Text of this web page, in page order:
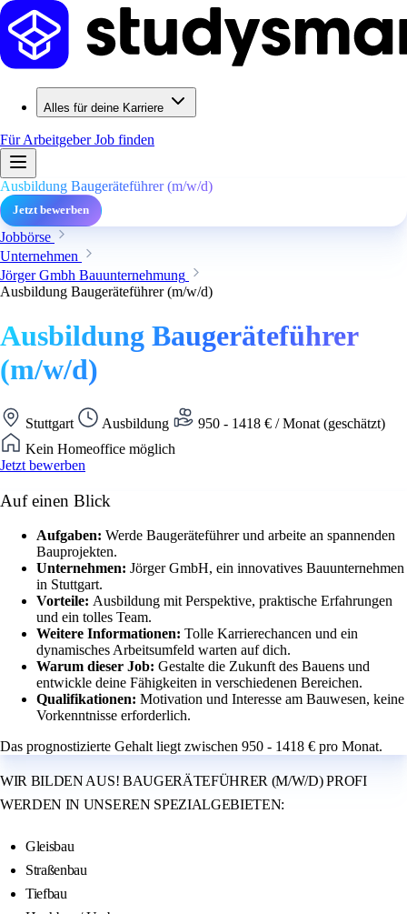
Alles für deine Karriere
Für ArbeitgeberJob finden
Ausbildung Baugeräteführer (m/w/d)
Jetzt bewerben
Jobbörse
Unternehmen
Jörger Gmbh Bauunternehmung
Ausbildung Baugeräteführer (m/w/d)
Ausbildung Baugeräteführer
(m/w/d)
Stuttgart Ausbildung
950 - 1418 € / Monat (geschätzt)
Kein Homeoffice möglich
Jetzt bewerben
Auf einen Blick
Aufgaben: Werde Baugeräteführer und arbeite an spannenden
Bauprojekten.
Unternehmen: Jörger GmbH, ein innovatives Bauunternehmen
in Stuttgart.
Vorteile: Ausbildung mit Perspektive, praktische Erfahrungen
und ein tolles Team.
Weitere Informationen: Tolle Karrierechancen und ein
dynamisches Arbeitsumfeld warten auf dich.
Warum dieser Job: Gestalte die Zukunft des Bauens und
entwickle deine Fähigkeiten in verschiedenen Bereichen.
Qualifikationen: Motivation und Interesse am Bauwesen, keine
Vorkenntnisse erforderlich.
Das prognostizierte Gehalt liegt zwischen 950 - 1418 € pro Monat.
WIR BILDEN AUS! BAUGERÄTEFÜHRER (M/W/D) PROFI
WERDEN IN UNSEREN SPEZIALGEBIETEN:
Gleisbau
Straßenbau
Tiefbau